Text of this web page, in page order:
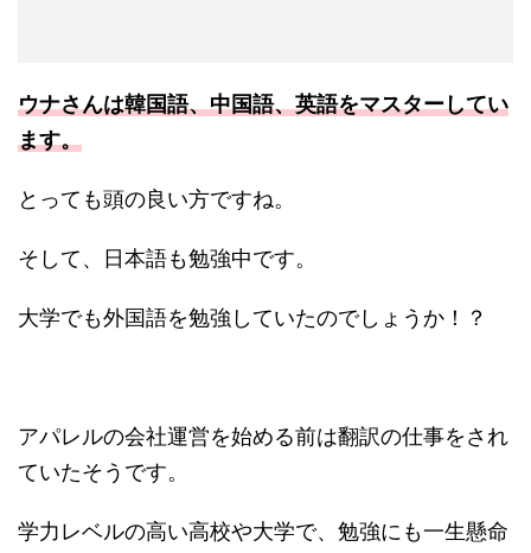
ウナさんは韓国語、中国語、英語をマスターしてい
ます。
とっても頭の良い方ですね。
そして、日本語も勉強中です。
大学でも外国語を勉強していたのでしょうか！？
アパレルの会社運営を始める前は翻訳の仕事をされ
ていたそうです。
学力レベルの高い高校や大学で、勉強にも一生懸命